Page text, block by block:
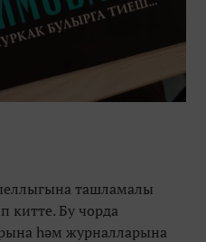
ташламалы
китте. Бу чорда
һәм журналларына